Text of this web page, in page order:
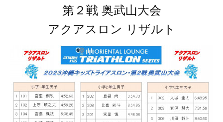
第２戦 奥武山大会
アクアスロン リザルト